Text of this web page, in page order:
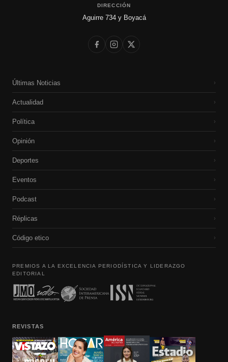
DIRECCIÓN
Aguirre 734 y Boyacá
Últimas Noticias ›
Actualidad ›
Política ›
Opinión ›
Deportes ›
Eventos ›
Podcast ›
Réplicas ›
Código etico ›
PREMIOS A LA EXCELENCIA PERIODÍSTICA Y LIDERAZGO
EDITORIAL
REVISTAS